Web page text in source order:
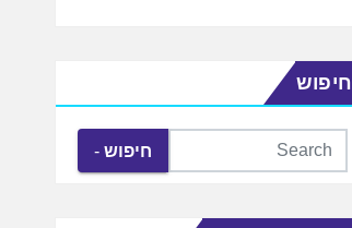
חיפוש
חיפוש